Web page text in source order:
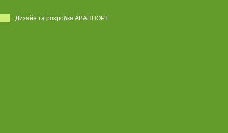
Дизайн та розробка АВАНПОРТ